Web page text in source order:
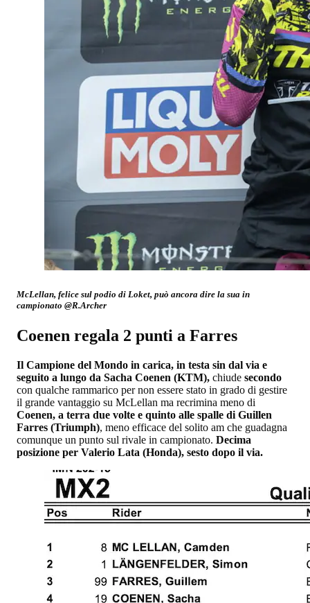
McLellan, felice sul podio di Loket, può ancora dire la sua in
campionato @R.Archer
Coenen regala 2 punti a Farres
Il Campione del Mondo in carica, in testa sin dal via e
seguito a lungo da Sacha Coenen (KTM), chiude secondo
con qualche rammarico per non essere stato in grado di gestire
il grande vantaggio su McLellan ma recrimina meno di
Coenen, a terra due volte e quinto alle spalle di Guillen
Farres (Triumph), meno efficace del solito am che guadagna
comunque un punto sul rivale in campionato. Decima
posizione per Valerio Lata (Honda), sesto dopo il via.